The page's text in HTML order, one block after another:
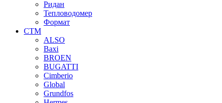
Ридан
Тепловодомер
Формат
СТМ
ALSO
Baxi
BROEN
BUGATTI
Cimberio
Global
Grundfos